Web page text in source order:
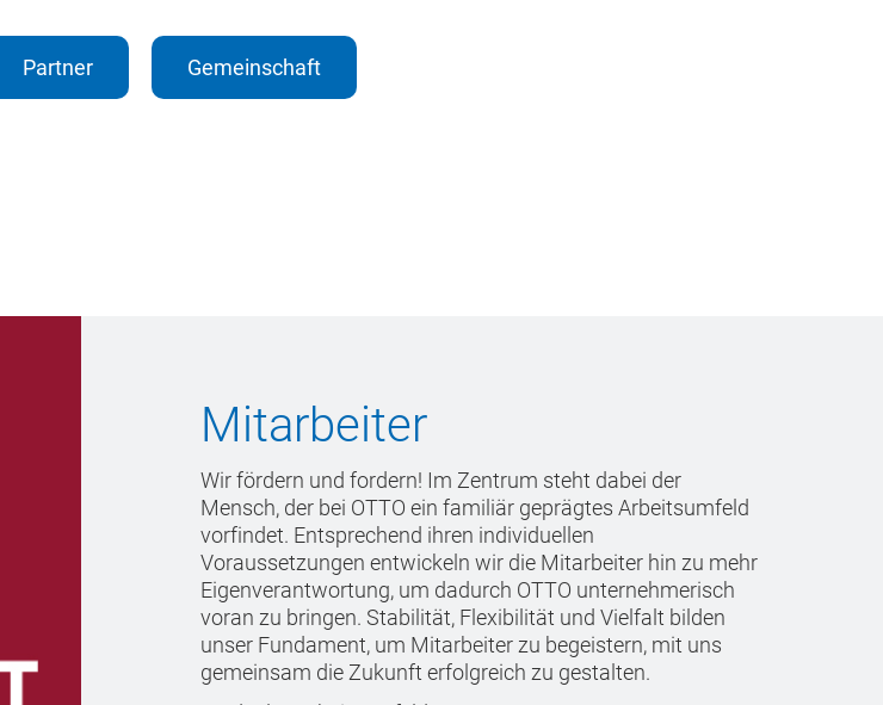
Partner Gemeinschaft
Mitarbeiter
Wir fördern und fordern! Im Zentrum steht dabei der
Mensch, der bei OTTO ein familiär geprägtes Arbeitsumfeld
vorfindet. Entsprechend ihren individuellen
Voraussetzungen entwickeln wir die Mitarbeiter hin zu mehr
Eigenverantwortung, um dadurch OTTO unternehmerisch
voran zu bringen. Stabilität, Flexibilität und Vielfalt bilden
unser Fundament, um Mitarbeiter zu begeistern, mit uns
gemeinsam die Zukunft erfolgreich zu gestalten.